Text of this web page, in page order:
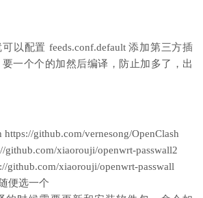
以配置 feeds.conf.default 添加第三方插
一个个的加然后编译，防止加多了，出
https://github.com/vernesong/OpenClash
github.com/xiaorouji/openwrt-passwall2
github.com/xiaorouji/openwrt-passwall
便选一个